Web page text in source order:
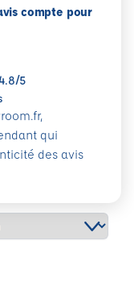
compte pour
5
qui
des avis